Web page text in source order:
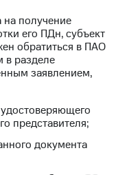
на получение
его ПДн, субъект
обратиться в ПАО
в разделе
заявлением,
представителя;
документа